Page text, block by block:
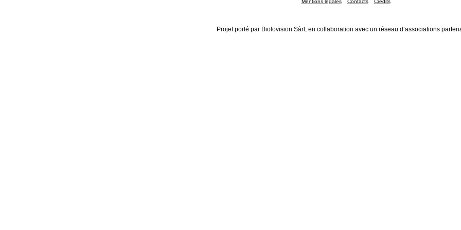
Mentions légales Contacts Crédits
Projet porté par Biolovision Sàrl, en collaboration avec un réseau d’associations